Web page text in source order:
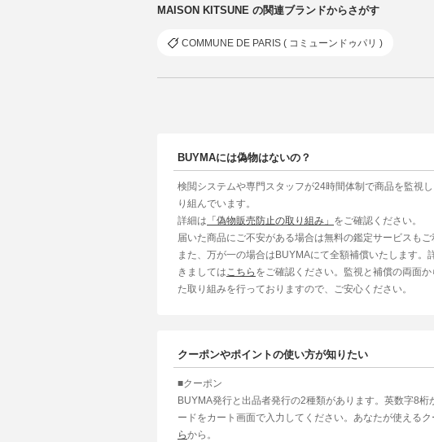
MAISON KITSUNE の関連ブランドからさがす
COMMUNE DE PARIS ( コミューンドゥパリ )
BUYMAには偽物はないの？
検閲システムや専門スタッフが24時間体制で商品を監視
り組んでいます。
詳細は 「偽物販売防止の取り組み」 をご確認ください。
届いた商品にご不安がある場合は無料の鑑定サービスもご
また、万が一の場合はBUYMAにて全額補償いたします。
きましては こちら をご確認ください。監視と補償の両面
た取り組みを行っておりますので、ご安心ください。
クーポンやポイントの使い方が知りたい
■クーポン
BUYMA発行と出品者発行の2種類があります。英数字8桁
ードをカート画面で入力してください。あなたが使える
らから。